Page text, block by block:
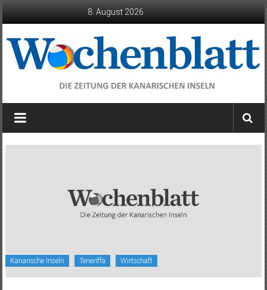
8. August 2026
Wochenblatt
die
Kanarische Inseln Teneriffa Wirtschaft